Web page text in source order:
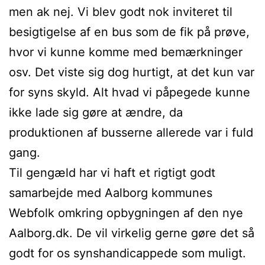
men ak nej. Vi blev godt nok inviteret til
besigtigelse af en bus som de fik på prøve,
hvor vi kunne komme med bemærkninger
osv. Det viste sig dog hurtigt, at det kun var
for syns skyld. Alt hvad vi påpegede kunne
ikke lade sig gøre at ændre, da
produktionen af busserne allerede var i fuld
gang.
Til gengæld har vi haft et rigtigt godt
samarbejde med Aalborg kommunes
Webfolk omkring opbygningen af den nye
Aalborg.dk. De vil virkelig gerne gøre det så
godt for os synshandicappede som muligt.